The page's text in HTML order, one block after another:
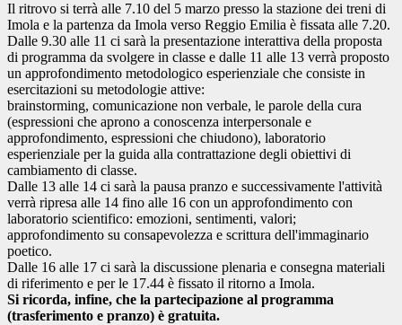
Il ritrovo si terrà alle 7.10 del 5 marzo presso la stazione dei treni di
Imola e la partenza da Imola verso Reggio Emilia è fissata alle 7.20.
Dalle 9.30 alle 11 ci sarà la presentazione interattiva della proposta
di programma da svolgere in classe e dalle 11 alle 13 verrà proposto
un approfondimento metodologico esperienziale che consiste in
esercitazioni su metodologie attive:
brainstorming, comunicazione non verbale, le parole della cura
(espressioni che aprono a conoscenza interpersonale e
approfondimento, espressioni che chiudono), laboratorio
esperienziale per la guida alla contrattazione degli obiettivi di
cambiamento di classe.
Dalle 13 alle 14 ci sarà la pausa pranzo e successivamente l'attività
verrà ripresa alle 14 fino alle 16 con un approfondimento con
laboratorio scientifico: emozioni, sentimenti, valori;
approfondimento su consapevolezza e scrittura dell'immaginario
poetico.
Dalle 16 alle 17 ci sarà la discussione plenaria e consegna materiali
di riferimento e per le 17.44 è fissato il ritorno a Imola.
Si ricorda, infine, che la partecipazione al programma
(trasferimento e pranzo) è gratuita.